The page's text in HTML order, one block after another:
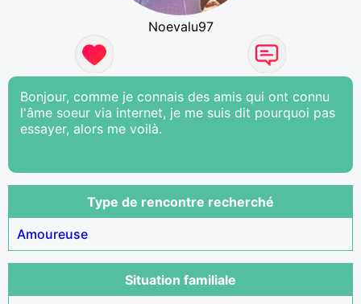
Noevalu97
Bonjour, comme je connais des amis qui ont connu
l'âme soeur via internet, je me suis dit pourquoi pas
essayer, alors me voilà.
Type de rencontre recherché
Amoureuse
Situation familiale